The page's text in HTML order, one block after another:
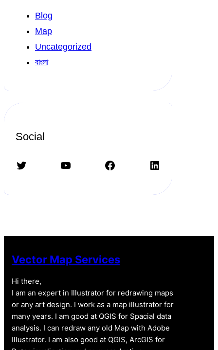
Blog
Map
Uncategorized
বাংলা
Social
Twitter YouTube Facebook LinkedIn
Vector Map Services
Hi there,
I am an expert in Illustrator for redrawing maps
or any art design. I work as a map illustrator for
many years. I am good at QGIS for Spacial data
analysis. I can redraw any old Map with Adobe
Illustrator. I am also good at QGIS, ArcGIS for